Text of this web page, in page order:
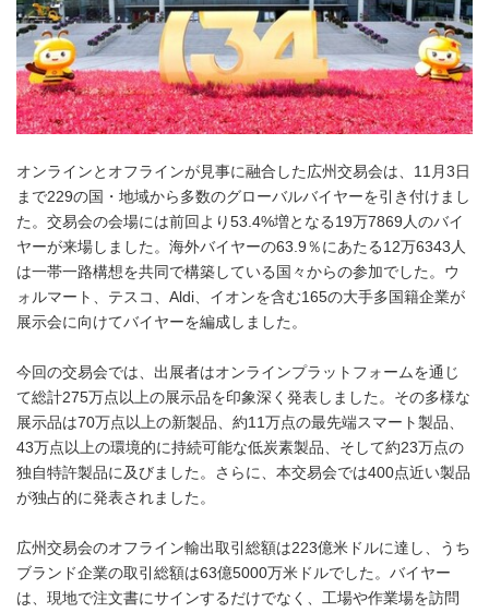
オンラインとオフラインが見事に融合した広州交易会は、11月3日
まで229の国・地域から多数のグローバルバイヤーを引き付けまし
た。交易会の会場には前回より53.4%増となる19万7869人のバイ
ヤーが来場しました。海外バイヤーの63.9％にあたる12万6343人
は一帯一路構想を共同で構築している国々からの参加でした。ウ
ォルマート、テスコ、Aldi、イオンを含む165の大手多国籍企業が
展示会に向けてバイヤーを編成しました。
今回の交易会では、出展者はオンラインプラットフォームを通じ
て総計275万点以上の展示品を印象深く発表しました。その多様な
展示品は70万点以上の新製品、約11万点の最先端スマート製品、
43万点以上の環境的に持続可能な低炭素製品、そして約23万点の
独自特許製品に及びました。さらに、本交易会では400点近い製品
が独占的に発表されました。
広州交易会のオフライン輸出取引総額は223億米ドルに達し、うち
ブランド企業の取引総額は63億5000万米ドルでした。バイヤー
は、現地で注文書にサインするだけでなく、工場や作業場を訪問